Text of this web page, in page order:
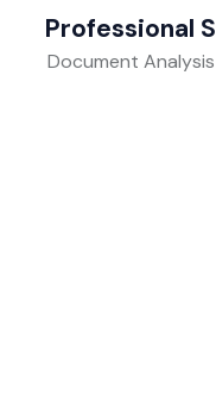
Professional
Document Analysis